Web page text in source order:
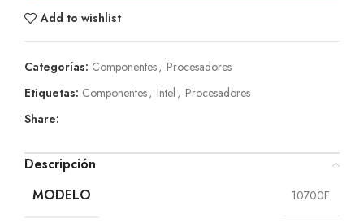
Add to wishlist
Categorías: Componentes, Procesadores
Etiquetas: Componentes, Intel , Procesadores
Share:
Descripción
MODELO
10700F